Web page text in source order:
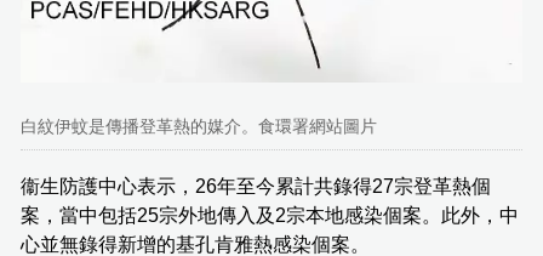
白紋伊蚊是傳播登革熱的媒介。食環署網站圖片
衞生防護中心表示，26年至今累計共錄得27宗登革熱個
案，當中包括25宗外地傳入及2宗本地感染個案。此外，中
心並無錄得新增的基孔肯雅熱感染個案。